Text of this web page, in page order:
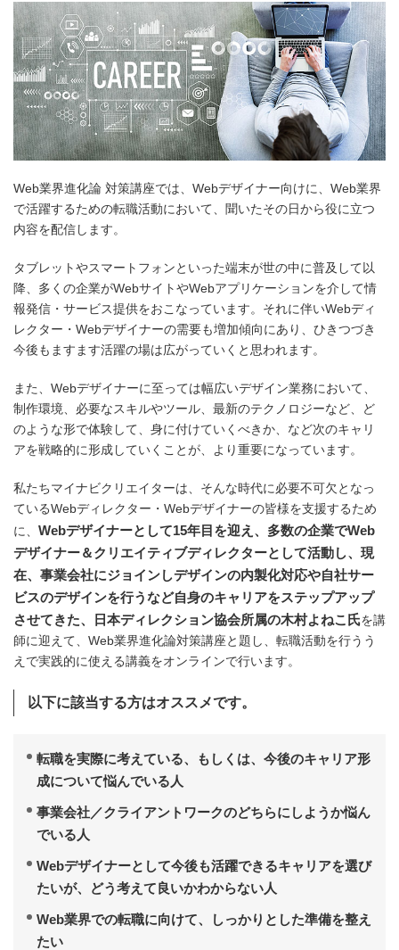
Web業界進化論 対策講座では、Webデザイナー向けに、Web業界
で活躍するための転職活動において、聞いたその日から役に立つ
内容を配信します。
タブレットやスマートフォンといった端末が世の中に普及して以
降、多くの企業がWebサイトやWebアプリケーションを介して情
報発信・サービス提供をおこなっています。それに伴いWebディ
レクター・Webデザイナーの需要も増加傾向にあり、ひきつづき
今後もますます活躍の場は広がっていくと思われます。
また、Webデザイナーに至っては幅広いデザイン業務において、
制作環境、必要なスキルやツール、最新のテクノロジーなど、ど
のような形で体験して、身に付けていくべきか、など次のキャリ
アを戦略的に形成していくことが、より重要になっています。
私たちマイナビクリエイターは、そんな時代に必要不可欠となっ
ているWebディレクター・Webデザイナーの皆様を支援するため
に、 Webデザイナーとして15年目を迎え、多数の企業でWeb
デザイナー＆クリエイティブディレクターとして活動し、現
在、事業会社にジョインしデザインの内製化対応や自社サー
ビスのデザインを行うなど自身のキャリアをステップアップ
させてきた、日本ディレクション協会所属の木村よねこ氏を講
師に迎えて、Web業界進化論対策講座と題し、転職活動を行うう
えで実践的に使える講義をオンラインで行います。
以下に該当する方はオススメです。
転職を実際に考えている、もしくは、今後のキャリア形
成について悩んでいる人
事業会社／クライアントワークのどちらにしようか悩ん
でいる人
Webデザイナーとして今後も活躍できるキャリアを選び
たいが、どう考えて良いかわからない人
Web業界での転職に向けて、しっかりとした準備を整え
たい